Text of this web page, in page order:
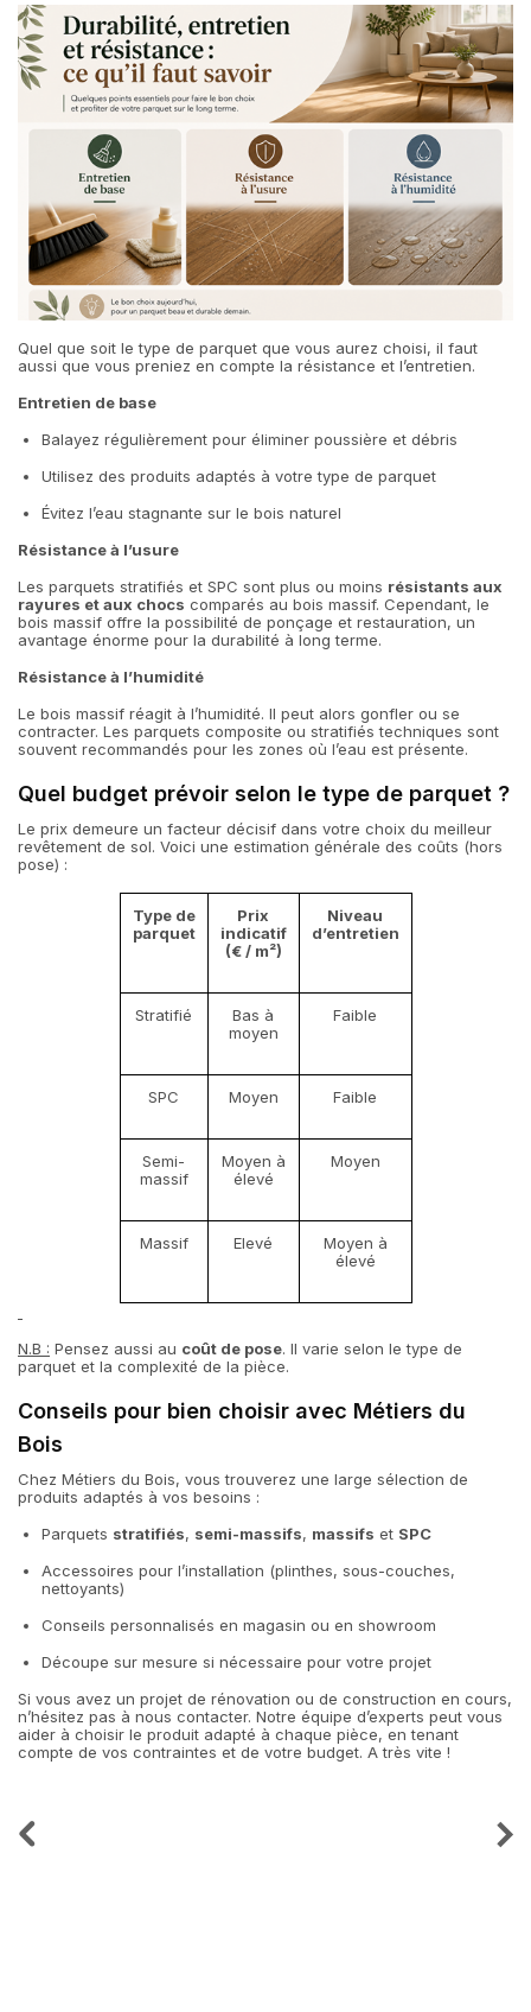
Quel que soit le type de parquet que vous aurez choisi, il faut
aussi que vous preniez en compte la résistance et l’entretien.
Entretien de base
Balayez régulièrement pour éliminer poussière et débris
Utilisez des produits adaptés à votre type de parquet
Évitez l’eau stagnante sur le bois naturel
Résistance à l’usure
Les parquets stratifiés et SPC sont plus ou moins résistants aux
rayures et aux chocs comparés au bois massif. Cependant, le
bois massif offre la possibilité de ponçage et restauration, un
avantage énorme pour la durabilité à long terme.
Résistance à l’humidité
Le bois massif réagit à l’humidité. Il peut alors gonfler ou se
contracter. Les parquets composite ou stratifiés techniques sont
souvent recommandés pour les zones où l’eau est présente.
Quel budget prévoir selon le type de parquet ?
Le prix demeure un facteur décisif dans votre choix du meilleur
revêtement de sol. Voici une estimation générale des coûts (hors
pose) :
Type de
parquet
Prix
indicatif
(€ / m²)
Niveau
d’entretien
Stratifié
Bas à
moyen
Faible
SPC Moyen Faible
Semi-
massif
Moyen à
élevé
Moyen
Massif Elevé
Moyen à
élevé
N.B : Pensez aussi au coût de pose. Il varie selon le type de
parquet et la complexité de la pièce.
Conseils pour bien choisir avec Métiers du
Bois
Chez Métiers du Bois, vous trouverez une large sélection de
produits adaptés à vos besoins :
Parquets stratifiés, semi-massifs, massifs et SPC
Accessoires pour l’installation (plinthes, sous-couches,
nettoyants)
Conseils personnalisés en magasin ou en showroom
Découpe sur mesure si nécessaire pour votre projet
Si vous avez un projet de rénovation ou de construction en cours,
n’hésitez pas à nous contacter. Notre équipe d’experts peut vous
aider à choisir le produit adapté à chaque pièce, en tenant
compte de vos contraintes et de votre budget. A très vite !